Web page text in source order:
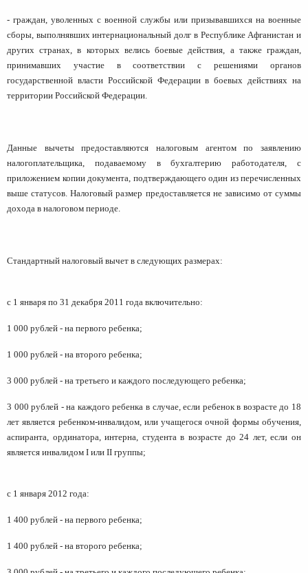
- граждан, уволенных с военной службы или призывавшихся на военные
сборы, выполнявших интернациональный долг в Республике Афганистан и
других странах, в которых велись боевые действия, а также граждан,
принимавших участие в соответствии с решениями органов
государственной власти Российской Федерации в боевых действиях на
территории Российской Федерации.
Данные вычеты предоставляются налоговым агентом по заявлению
налогоплательщика, подаваемому в бухгалтерию работодателя, с
приложением копии документа, подтверждающего один из перечисленных
выше статусов. Налоговый размер предоставляется не зависимо от суммы
дохода в налоговом периоде.
Стандартный налоговый вычет в следующих размерах:
с 1 января по 31 декабря 2011 года включительно:
1 000 рублей - на первого ребенка;
1 000 рублей - на второго ребенка;
3 000 рублей - на третьего и каждого последующего ребенка;
3 000 рублей - на каждого ребенка в случае, если ребенок в возрасте до 18
лет является ребенком-инвалидом, или учащегося очной формы обучения,
аспиранта, ординатора, интерна, студента в возрасте до 24 лет, если он
является инвалидом I или II группы;
с 1 января 2012 года:
1 400 рублей - на первого ребенка;
1 400 рублей - на второго ребенка;